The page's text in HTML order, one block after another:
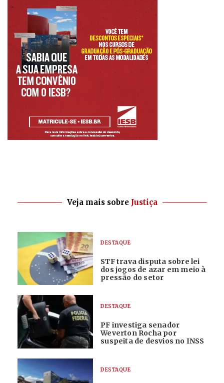
Veja mais sobre Justiça
DESTAQUE
STF trava disputa sobre lei
dos jogos de azar em meio à
pressão do setor
DESTAQUE
PF investiga senador
Weverton Rocha por
suspeita de desvios no INSS
DESTAQUE